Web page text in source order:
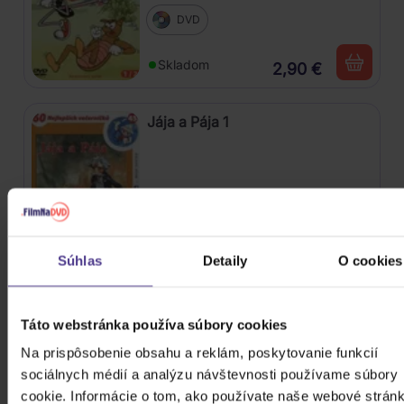
Súhlas Detaily O cookies
Táto webstránka používa súbory cookies
Na prispôsobenie obsahu a reklám, poskytovanie funkcií
sociálnych médií a analýzu návštevnosti používame súbory
cookie. Informácie o tom, ako používate naše webové
DVD
Skladom 2,90 €
Jája a Pája 1
DVD